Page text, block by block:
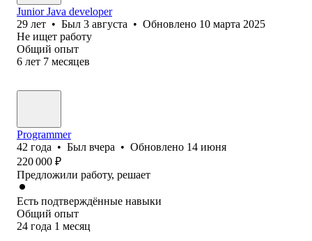
Junior Java developer
29 лет • Был 3 августа • Обновлено 10 марта 2025
Не ищет работу
Общий опыт
6 лет 7 месяцев
Programmer
42 года • Был вчера • Обновлено 14 июня
220 000 ₽
Предложили работу, решает
Есть подтверждённые навыки
Общий опыт
24 года 1 месяц